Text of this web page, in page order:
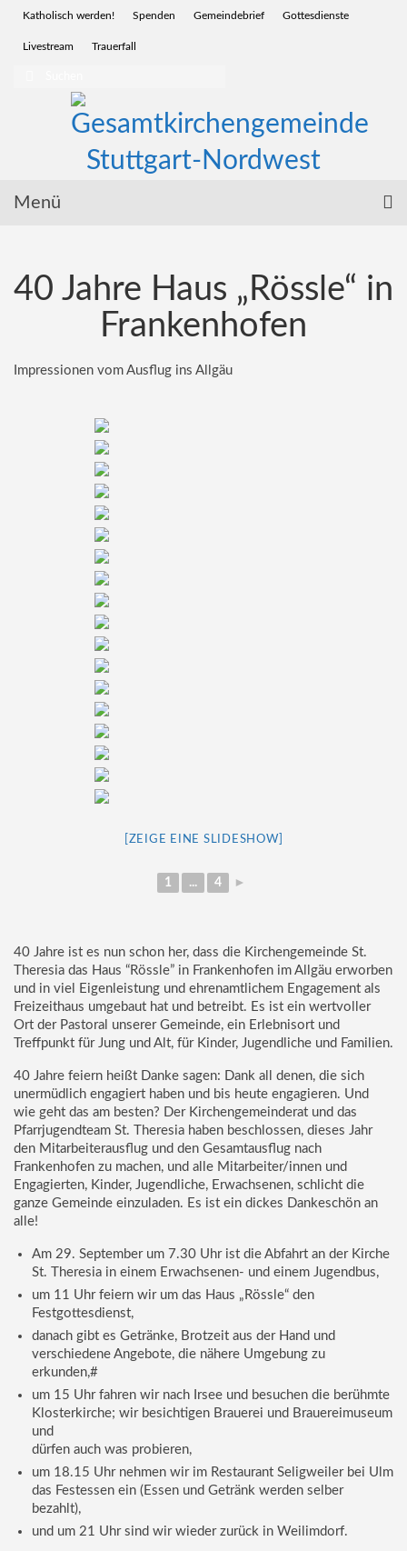
Katholisch werden! Spenden Gemeindebrief Gottesdienste
Livestream Trauerfall
Menü
Glauben | Sakramente
Wir für Sie | Service
Menschen | Leben
Kirche der Zukunft
40 Jahre Haus „Rössle“ in
Frankenhofen
Impressionen vom Ausflug ins Allgäu
[ZEIGE EINE SLIDESHOW]
1 ... 4 ►
40 Jahre ist es nun schon her, dass die Kirchengemeinde St.
Theresia das Haus “Rössle” in Frankenhofen im Allgäu erworben
und in viel Eigenleistung und ehrenamtlichem Engagement als
Freizeithaus umgebaut hat und betreibt. Es ist ein wertvoller
Ort der Pastoral unserer Gemeinde, ein Erlebnisort und
Treffpunkt für Jung und Alt, für Kinder, Jugendliche und Familien.
40 Jahre feiern heißt Danke sagen: Dank all denen, die sich
unermüdlich engagiert haben und bis heute engagieren. Und
wie geht das am besten? Der Kirchengemeinderat und das
Pfarrjugendteam St. Theresia haben beschlossen, dieses Jahr
den Mitarbeiterausflug und den Gesamtausflug nach
Frankenhofen zu machen, und alle Mitarbeiter/innen und
Engagierten, Kinder, Jugendliche, Erwachsenen, schlicht die
ganze Gemeinde einzuladen. Es ist ein dickes Dankeschön an
alle!
Am 29. September um 7.30 Uhr ist die Abfahrt an der Kirche
St. Theresia in einem Erwachsenen- und einem Jugendbus,
um 11 Uhr feiern wir um das Haus „Rössle“ den
Festgottesdienst,
danach gibt es Getränke, Brotzeit aus der Hand und
verschiedene Angebote, die nähere Umgebung zu
erkunden,#
um 15 Uhr fahren wir nach Irsee und besuchen die berühmte
Klosterkirche; wir besichtigen Brauerei und Brauereimuseum
und
dürfen auch was probieren,
um 18.15 Uhr nehmen wir im Restaurant Seligweiler bei Ulm
das Festessen ein (Essen und Getränk werden selber
bezahlt),
und um 21 Uhr sind wir wieder zurück in Weilimdorf.